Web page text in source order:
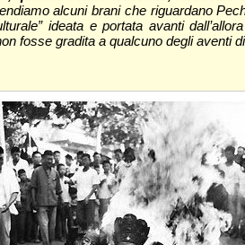
alcuni brani che riguardano
ideata e portata avanti
fosse gradita a qualcuno degli aventi